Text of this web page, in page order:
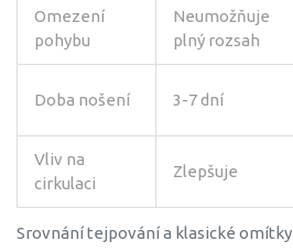
Srovnání tejpování a klasické omítky
Omezení
pohybu
Neumožňuje
plný rozsah
Doba nošení 3-7 dní
Vliv na
cirkulaci
Zlepšuje